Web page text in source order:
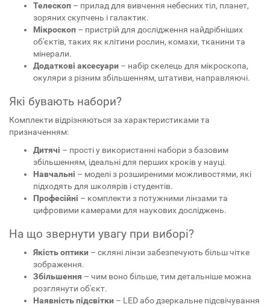
Телескоп – прилад для вивчення небесних тіл, планет,
зоряних скупчень і галактик.
Мікроскоп – пристрій для дослідження найдрібніших
об'єктів, таких як клітини рослин, комахи, тканини та
мінерали.
Додаткові аксесуари – набір скелець для мікроскопа,
окуляри з різним збільшенням, штативи, направляючі.
Які бувають набори?
Комплекти відрізняються за характеристиками та
призначенням:
Дитячі – прості у використанні набори з базовим
збільшенням, ідеальні для перших кроків у науці.
Навчальні – моделі з розширеними можливостями, які
підходять для школярів і студентів.
Професійні – комплекти з потужними лінзами та
цифровими камерами для наукових досліджень.
На що звернути увагу при виборі?
Якість оптики – скляні лінзи забезпечують більш чітке
зображення.
Збільшення – чим воно більше, тим детальніше можна
розглянути об'єкт.
Наявність підсвітки – LED або дзеркальне підсвічування